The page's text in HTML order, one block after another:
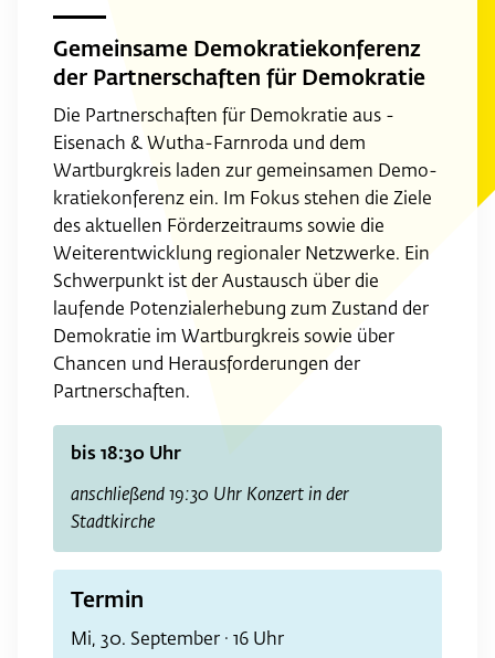
Gemeinsame Demokratiekonferenz
der Partnerschaften für Demokratie
Die Partnerschaften für Demokratie aus ­
Eisenach & Wutha-Farnroda und dem
Wartburgkreis laden zur gemeinsamen Demo­
kratiekonferenz ein. Im Fokus stehen die Ziele
des aktuellen Förderzeitraums sowie die
Weiterentwicklung regionaler Netzwerke. Ein
Schwerpunkt ist der Austausch über die
laufende Potenzialerhebung zum Zustand der
Demokratie im Wartburgkreis sowie über
Chancen und Herausforderungen der
Partnerschaften.
bis 18:30 Uhr
anschließend 19:30 Uhr Konzert in der
Stadtkirche
Termin
Mi, 30. September · 16 Uhr